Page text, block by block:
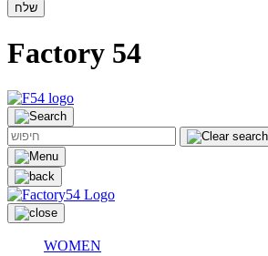
שלח
Factory 54
WOMEN